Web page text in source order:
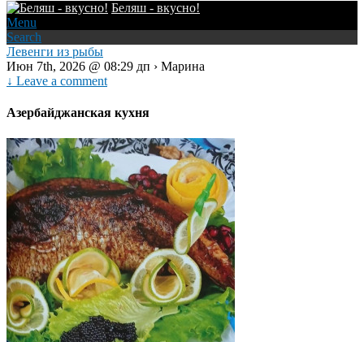
Беляш - вкусно!
Menu
Search
Левенги из рыбы
Июн 7th, 2026 @ 08:29 дп › Марина
↓ Leave a comment
Азербайджанская кухня